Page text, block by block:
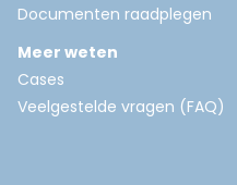
Documenten raadplegen
Meer weten
Cases
Veelgestelde vragen (FAQ)